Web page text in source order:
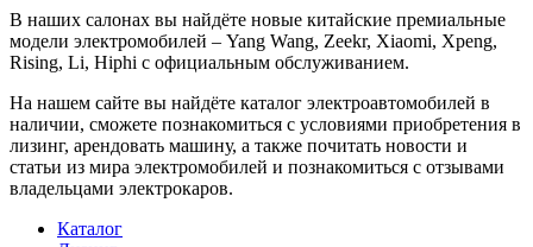
В наших салонах вы найдёте новые китайские премиальные
модели электромобилей – Yang Wang, Zeekr, Xiaomi, Xpeng,
Rising, Li, Hiphi с официальным обслуживанием.
На нашем сайте вы найдёте каталог электроавтомобилей в
наличии, сможете познакомиться с условиями приобретения в
лизинг, арендовать машину, а также почитать новости и
статьи из мира электромобилей и познакомиться с отзывами
владельцами электрокаров.
Каталог